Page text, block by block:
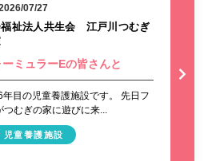
07/27
福祉法人共生会 江戸川つむぎ
ーミュラーEの皆さんと
目の児童養護施設です。 先日フ
つむぎの家に遊びに来...
児童養護施設